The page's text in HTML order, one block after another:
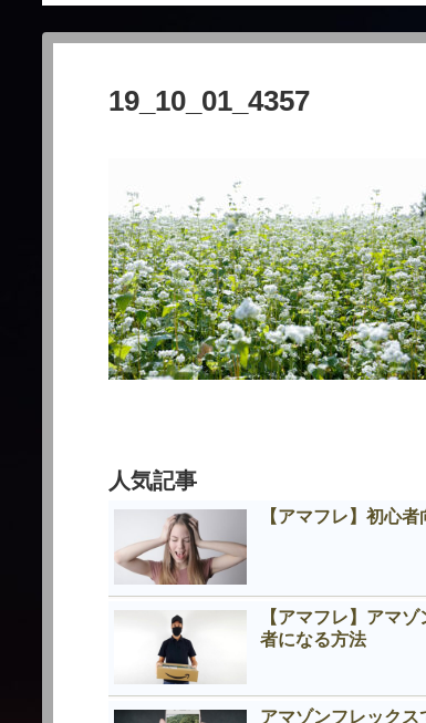
19_10_01_4357
人気記事
【アマフレ】初心
【アマフレ】アマ
者になる方法
アマゾンフレックス